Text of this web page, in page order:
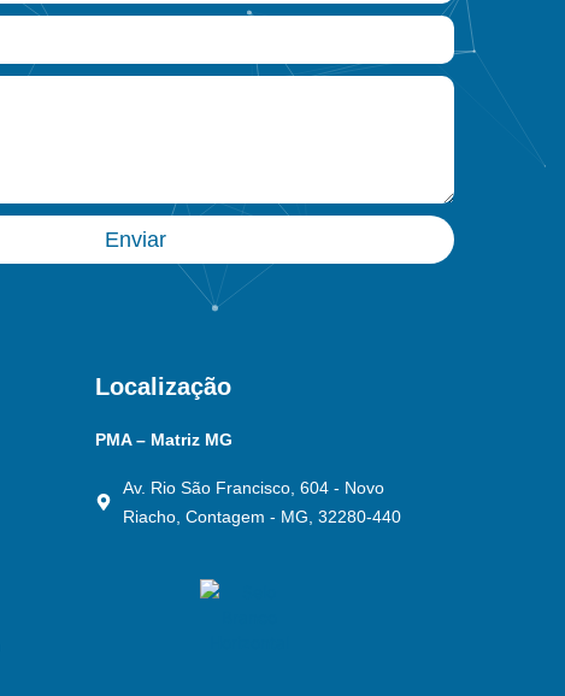
Enviar
Localização
PMA – Matriz MG
Av. Rio São Francisco, 604 - Novo
Riacho, Contagem - MG, 32280-440